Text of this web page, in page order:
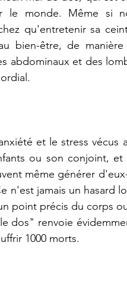
monde. Même si
qu'entretenir sa
bien-être, de
abdominaux et des
et le stress vécus
ou son conjoint,
même générer
n'est jamais un hasard
point précis du corps
dos" renvoie
1000 morts.